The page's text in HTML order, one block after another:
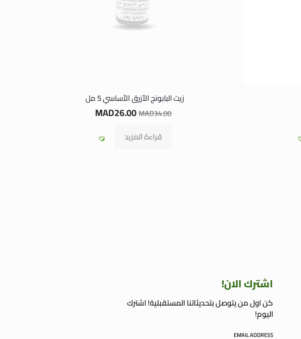
زيت البابونج الأزرق الأساسي 5 مل
MAD34.00
MAD26.00
قراءة المزيد
اشترك الان!
كن اول من يتوصل بتحديثاتنا المستقبلية! اشترك
اليوم!
EMAIL ADDRESS